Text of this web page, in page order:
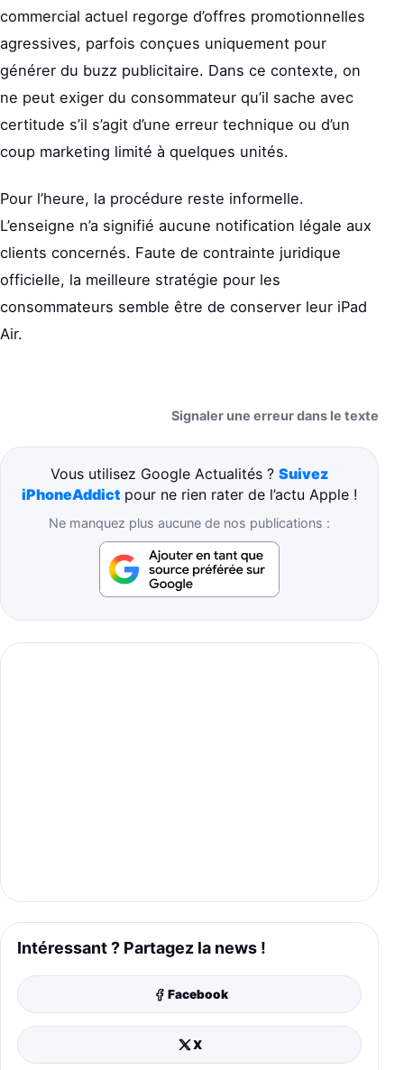
commercial actuel regorge d’offres promotionnelles
agressives, parfois conçues uniquement pour
générer du buzz publicitaire. Dans ce contexte, on
ne peut exiger du consommateur qu’il sache avec
certitude s’il s’agit d’une erreur technique ou d’un
coup marketing limité à quelques unités.
Pour l’heure, la procédure reste informelle.
L’enseigne n’a signifié aucune notification légale aux
clients concernés. Faute de contrainte juridique
officielle, la meilleure stratégie pour les
consommateurs semble être de conserver leur iPad
Air.
Signaler une erreur dans le texte
Vous utilisez Google Actualités ? Suivez
iPhoneAddict pour ne rien rater de l’actu Apple !
Ne manquez plus aucune de nos publications :
Intéressant ? Partagez la news !
Facebook
X